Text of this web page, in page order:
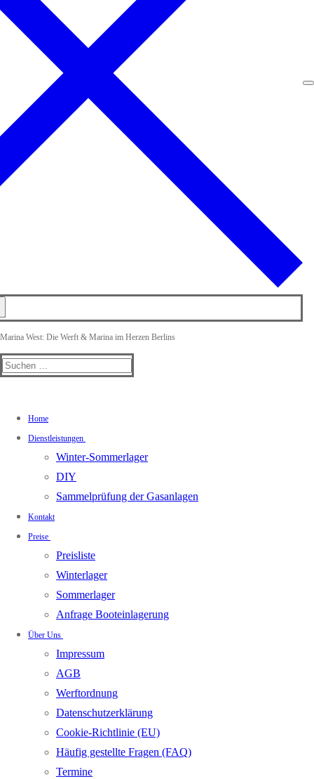
Marina West: Die Werft & Marina im Herzen Berlins
Suchen
Home
Dienstleistungen
Winter-Sommerlager
DIY
Sammelprüfung der Gasanlagen
Kontakt
Preise
Preisliste
Winterlager
Sommerlager
Anfrage Booteinlagerung
Über Uns
Impressum
AGB
Werftordnung
Datenschutzerklärung
Cookie-Richtlinie (EU)
Häufig gestellte Fragen (FAQ)
Termine